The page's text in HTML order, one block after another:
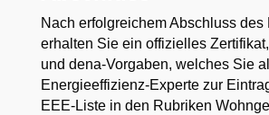
Nach erfolgreichem Abschluss des
erhalten Sie ein offizielles
und dena-Vorgaben, welches Sie
Energieeffizienz-Experte zur
EEE-Liste in den Rubriken